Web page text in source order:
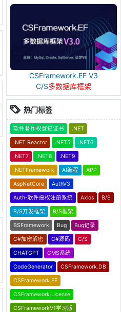
CSFramework.EF V3
C/S多数据库框架
热门标签
软件著作权登记证书 .NET
.NET Reactor .NET5 .NET6
.NET7 .NET8 .NET9
.NETFramework AI编程 APP
AspNetCore AuthV3
Auth-软件授权注册系统 Axios B/S
B/S开发框架 B/S框架
BSFramework Bug Bug记录
C#加密解密 C#源码 C/S
CHATGPT CMS系统
CodeGenerator CSFramework.DB
CSFramework.EF
CSFramework.License
CSFrameworkV1学习版